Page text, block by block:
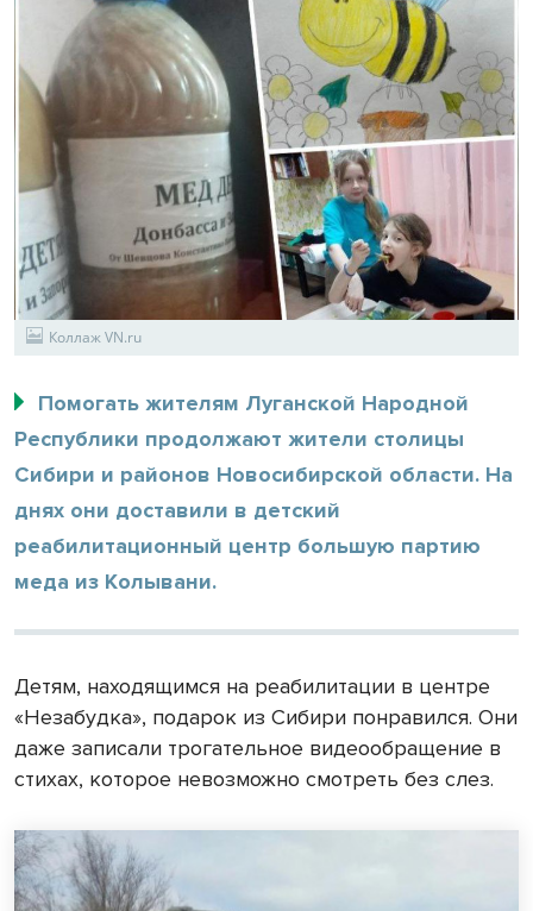
Коллаж VN.ru
Помогать жителям Луганской Народной
Республики продолжают жители столицы
Сибири и районов Новосибирской области. На
днях они доставили в детский
реабилитационный центр большую партию
меда из Колывани.
Детям, находящимся на реабилитации в центре
«Незабудка», подарок из Сибири понравился. Они
даже записали трогательное видеообращение в
стихах, которое невозможно смотреть без слез.